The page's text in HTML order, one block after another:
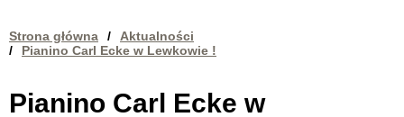
Strona główna /
Aktualności
/
Pianino Carl Ecke w Lewkowie !
Pianino Carl Ecke w